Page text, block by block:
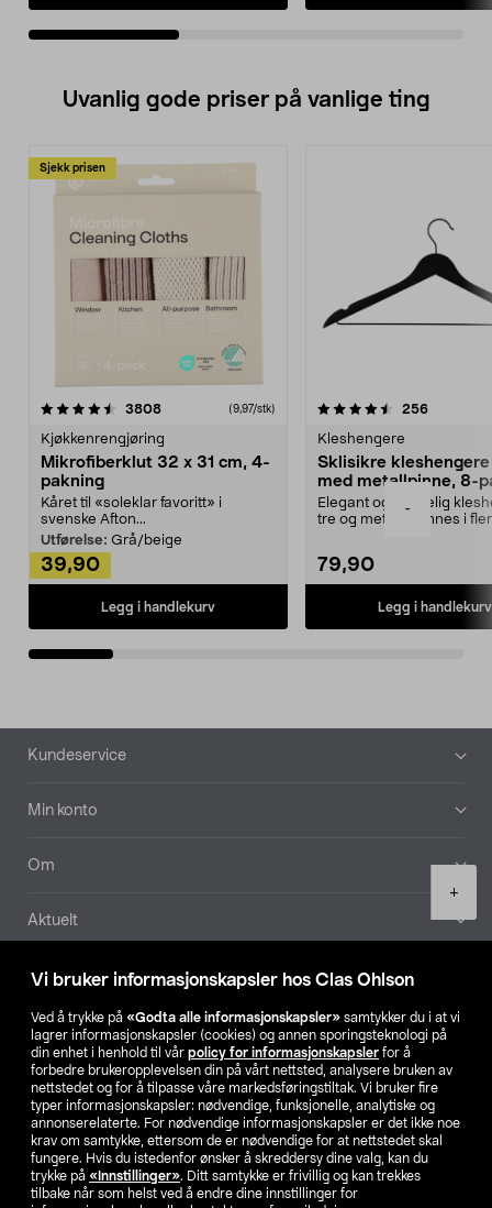
Vi bruker informasjonskapsler hos Clas Ohlson
Ved å trykke på «Godta alle informasjonskapsler» samtykker du i at vi
lagrer informasjonskapsler (cookies) og annen sporingsteknologi på
din enhet i henhold til vår policy for informasjonskapsler for å
forbedre brukeropplevelsen din på vårt nettsted, analysere bruken av
nettstedet og for å tilpasse våre markedsføringstiltak. Vi bruker fire
typer informasjonskapsler: nødvendige, funksjonelle, analytiske og
annonserelaterte. For nødvendige informasjonskapsler er det ikke noe
krav om samtykke, ettersom de er nødvendige for at nettstedet skal
fungere. Hvis du istedenfor ønsker å skreddersy dine valg, kan du
trykke på «Innstillinger». Ditt samtykke er frivillig og kan trekkes
tilbake når som helst ved å endre dine innstillinger for
-
+
Uvanlig gode priser på vanlige ting
Sjekk prisen
3808anmeldelser(9,97/stk)
Kjøkkenrengjøring
Mikrofiberklut 32 x 31 cm, 4-
pakning
Kåret til «soleklar favoritt» i
svenske Afton...
Utførelse: Grå/beige
39,90
Legg i handlekurv
4.5av 5 stjerner 256
Kleshengere
Sklisikre
med metallpinne, 8-
Elegant og skikkelig
tre og metall – finnes i
79,90
Legg i handlekurv
4.5av 5 stjerner
Bunntekst
Kundeservice
Min konto
Om
Aktuelt
Våre selskaper
Finn din butikk
SE NO FI